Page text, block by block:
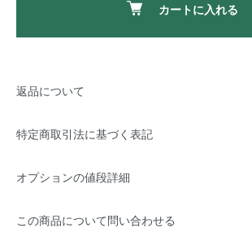
カートに入れる
返品について
特定商取引法に基づく表記
オプションの値段詳細
この商品について問い合わせる